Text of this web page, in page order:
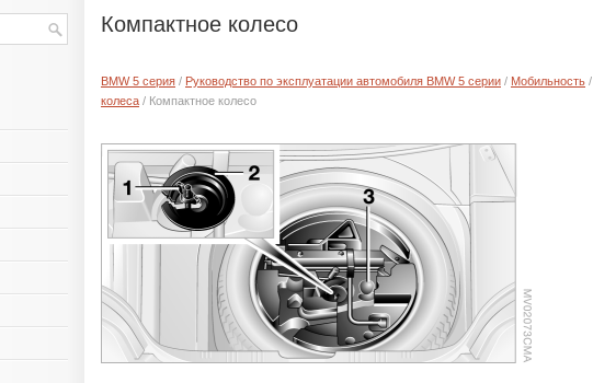
Компактное колесо
BMW 5 серия / Руководство по эксплуатации автомобиля BMW 5 серии / Мобильность /
колеса / Компактное колесо